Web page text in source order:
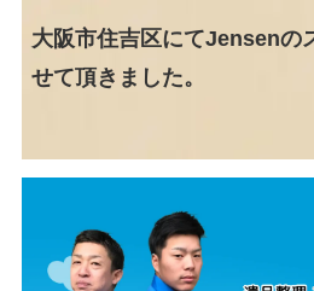
大阪市住吉区にてJensenの
せて頂きました。